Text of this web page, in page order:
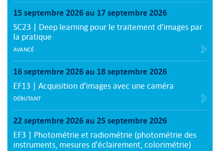
15 septembre 2026 au 17 septembre 2026
SC23 | Deep learning pour le traitement d’images par
la pratique
AVANCÉ
16 septembre 2026 au 18 septembre 2026
EF13 | Acquisition d'images avec une caméra
DÉBUTANT
22 septembre 2026 au 25 septembre 2026
EF3 | Photométrie et radiométrie (photométrie des
instruments, mesures d'éclairement, colorimétrie)